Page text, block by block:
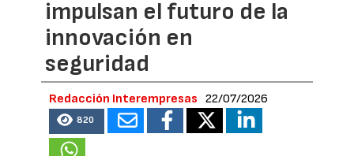
impulsan el futuro de la
innovación en
seguridad
Redacción Interempresas 22/07/2026
820